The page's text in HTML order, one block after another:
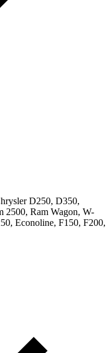
D250, D350,
2500, Ram Wagon, W-
Econoline, F150, F200,